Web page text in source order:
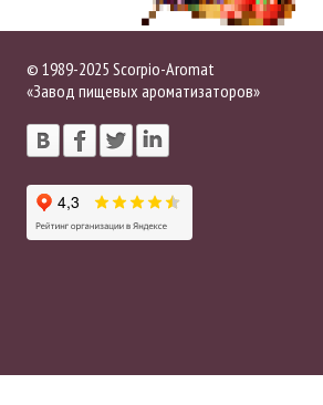
© 1989-2025 Scorpio-Aromat
«Завод пищевых ароматизаторов»